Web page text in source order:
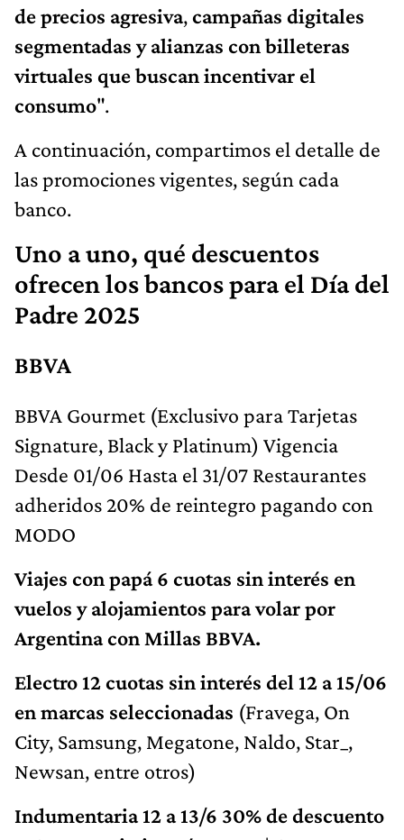
de precios agresiva,campañas digitales
segmentadas y alianzas con billeteras
virtuales que buscan incentivar el
consumo".
A continuación, compartimos el detalle de
las promociones vigentes, según cada
banco.
Uno a uno, qué descuentos
ofrecen los bancos para el Día del
Padre 2025
BBVA
BBVA Gourmet (Exclusivo para Tarjetas
Signature, Black y Platinum) Vigencia
Desde 01/06 Hasta el 31/07 Restaurantes
adheridos 20% de reintegro pagando con
MODO
Viajes con papá 6 cuotas sin interés en
vuelos y alojamientos para volar por
Argentina con Millas BBVA.
Electro 12 cuotas sin interés del 12 a 15/06
en marcas seleccionadas (Fravega, On
City, Samsung, Megatone, Naldo, Star_,
Newsan, entre otros)
Indumentaria 12 a 13/6 30% de descuento